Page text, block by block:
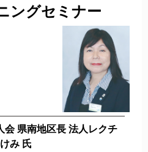
ングセミナー
会 県南地区長 法人レクチ
み 氏